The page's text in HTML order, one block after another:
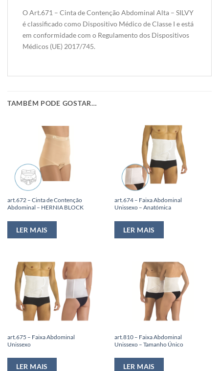
O Art.671 – Cinta de Contenção Abdominal Alta – SILVY
é classificado como Dispositivo Médico de Classe I e está
em conformidade com o Regulamento dos Dispositivos
Médicos (UE) 2017/745.
TAMBÉM PODE GOSTAR…
art.672 – Cinta de Contenção
Abdominal – HERNIA BLOCK
LER MAIS
art.674 – Faixa Abdominal
Unissexo – Anatómica
LER MAIS
art.675 – Faixa Abdominal
Unissexo
LER MAIS
art.810 – Faixa Abdominal
Unissexo – Tamanho Único
LER MAIS